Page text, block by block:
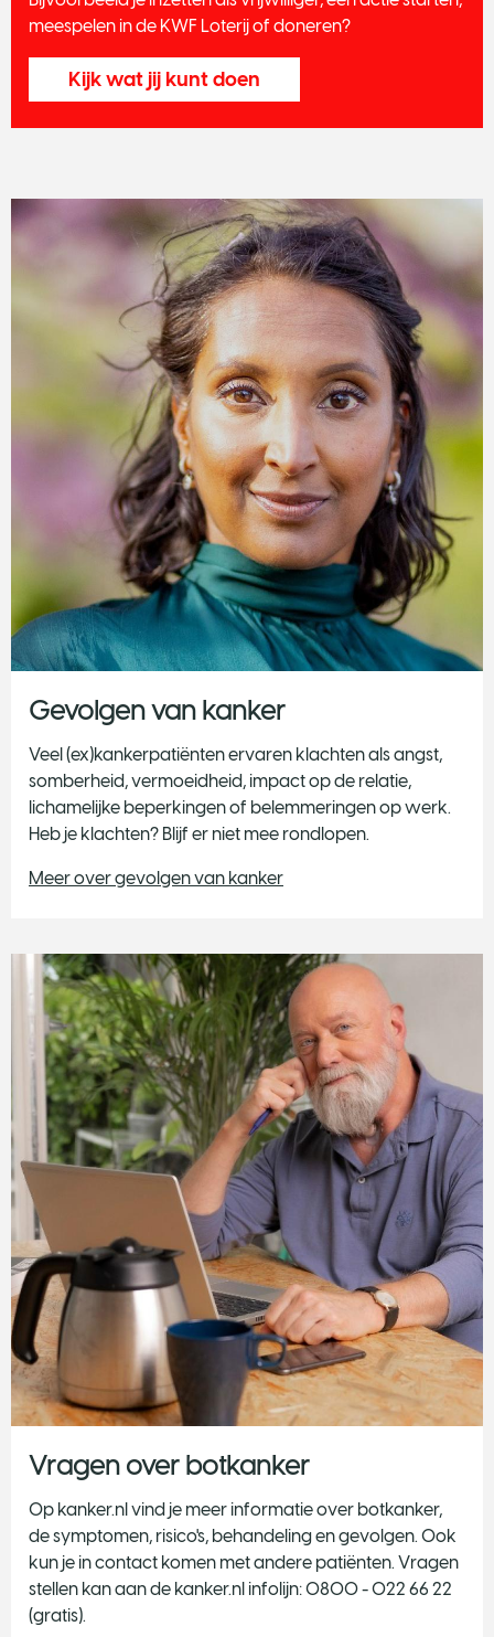
meespelen in de KWF Loterij of doneren?
Kijk wat jij kunt doen
Gevolgen van kanker
Veel (ex)kankerpatiënten ervaren klachten als angst,
somberheid, vermoeidheid, impact op de relatie,
lichamelijke beperkingen of belemmeringen op werk.
Heb je klachten? Blijf er niet mee rondlopen.
Meer over gevolgen van kanker
Vragen over botkanker
Op kanker.nl vind je meer informatie over botkanker,
de symptomen, risico's, behandeling en gevolgen. Ook
kun je in contact komen met andere patiënten. Vragen
stellen kan aan de kanker.nl infolijn: 0800 - 022 66 22
(gratis).